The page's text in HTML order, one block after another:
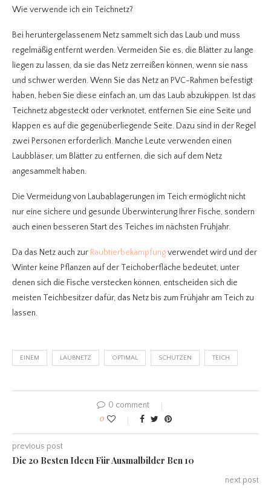
Wie verwende ich ein Teichnetz?
Bei heruntergelassenem Netz sammelt sich das Laub und muss
regelmäßig entfernt werden. Vermeiden Sie es, die Blätter zu lange
liegen zu lassen, da sie das Netz zerreißen können, wenn sie nass
und schwer werden. Wenn Sie das Netz an PVC-Rahmen befestigt
haben, heben Sie diese einfach an, um das Laub abzukippen. Ist das
Teichnetz abgesteckt oder verknotet, entfernen Sie eine Seite und
klappen es auf die gegenüberliegende Seite. Dazu sind in der Regel
zwei Personen erforderlich. Manche Leute verwenden einen
Laubbläser, um Blätter zu entfernen, die sich auf dem Netz
angesammelt haben.
Die Vermeidung von Laubablagerungen im Teich ermöglicht nicht
nur eine sichere und gesunde Überwinterung Ihrer Fische, sondern
auch einen besseren Start des Teiches im nächsten Frühjahr.
Da das Netz auch zur Raubtierbekämpfungverwendet wird und der
Winter keine Pflanzen auf der Teichoberfläche bedeutet, unter
denen sich die Fische verstecken können, entscheiden sich die
meisten Teichbesitzer dafür, das Netz bis zum Frühjahr am Teich zu
lassen.
EINEM LAUBNETZ OPTIMAL SCHUTZEN TEICH
0 comment
0
previous post
Die 20 Besten Ideen Für Ausmalbilder Ben 10
next post